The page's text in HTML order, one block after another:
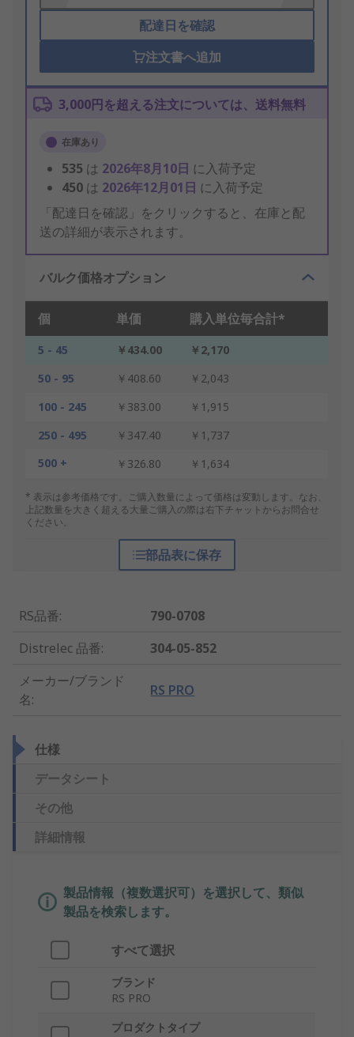
配達日を確認
注文書へ追加
3,000円を超える注文については、送料無料
在庫あり
535 は 2026年8月10日 に入荷予定
450 は 2026年12月01日 に入荷予定
「配達日を確認」をクリックすると、在庫と配
送の詳細が表示されます。
バルク価格オプション
個 単価 購入単位毎合計*
5 - 45 ￥434.00
￥2,170
50 - 95
￥408.60
￥2,043
100 - 245
￥383.00
￥1,915
250 - 495
￥347.40
￥1,737
500 +
￥326.80 ￥1,634
* 表示は参考価格です。ご購入数量によって価格は変動します。なお、
上記数量を大きく超える大量ご購入の際は右下チャットからお問合せ
ください。
部品表に保存
RS品番:
790-0708
Distrelec 品番:
304-05-852
メーカー/ブランド
名:
RS PRO
仕様
データシート
その他
詳細情報
製品情報（複数選択可）を選択して、類似
製品を検索します。
すべて選択
ブランド
RS PRO
プロダクトタイプ